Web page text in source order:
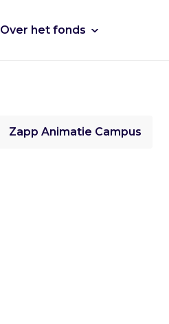
Over het fonds
Zapp Animatie Campus